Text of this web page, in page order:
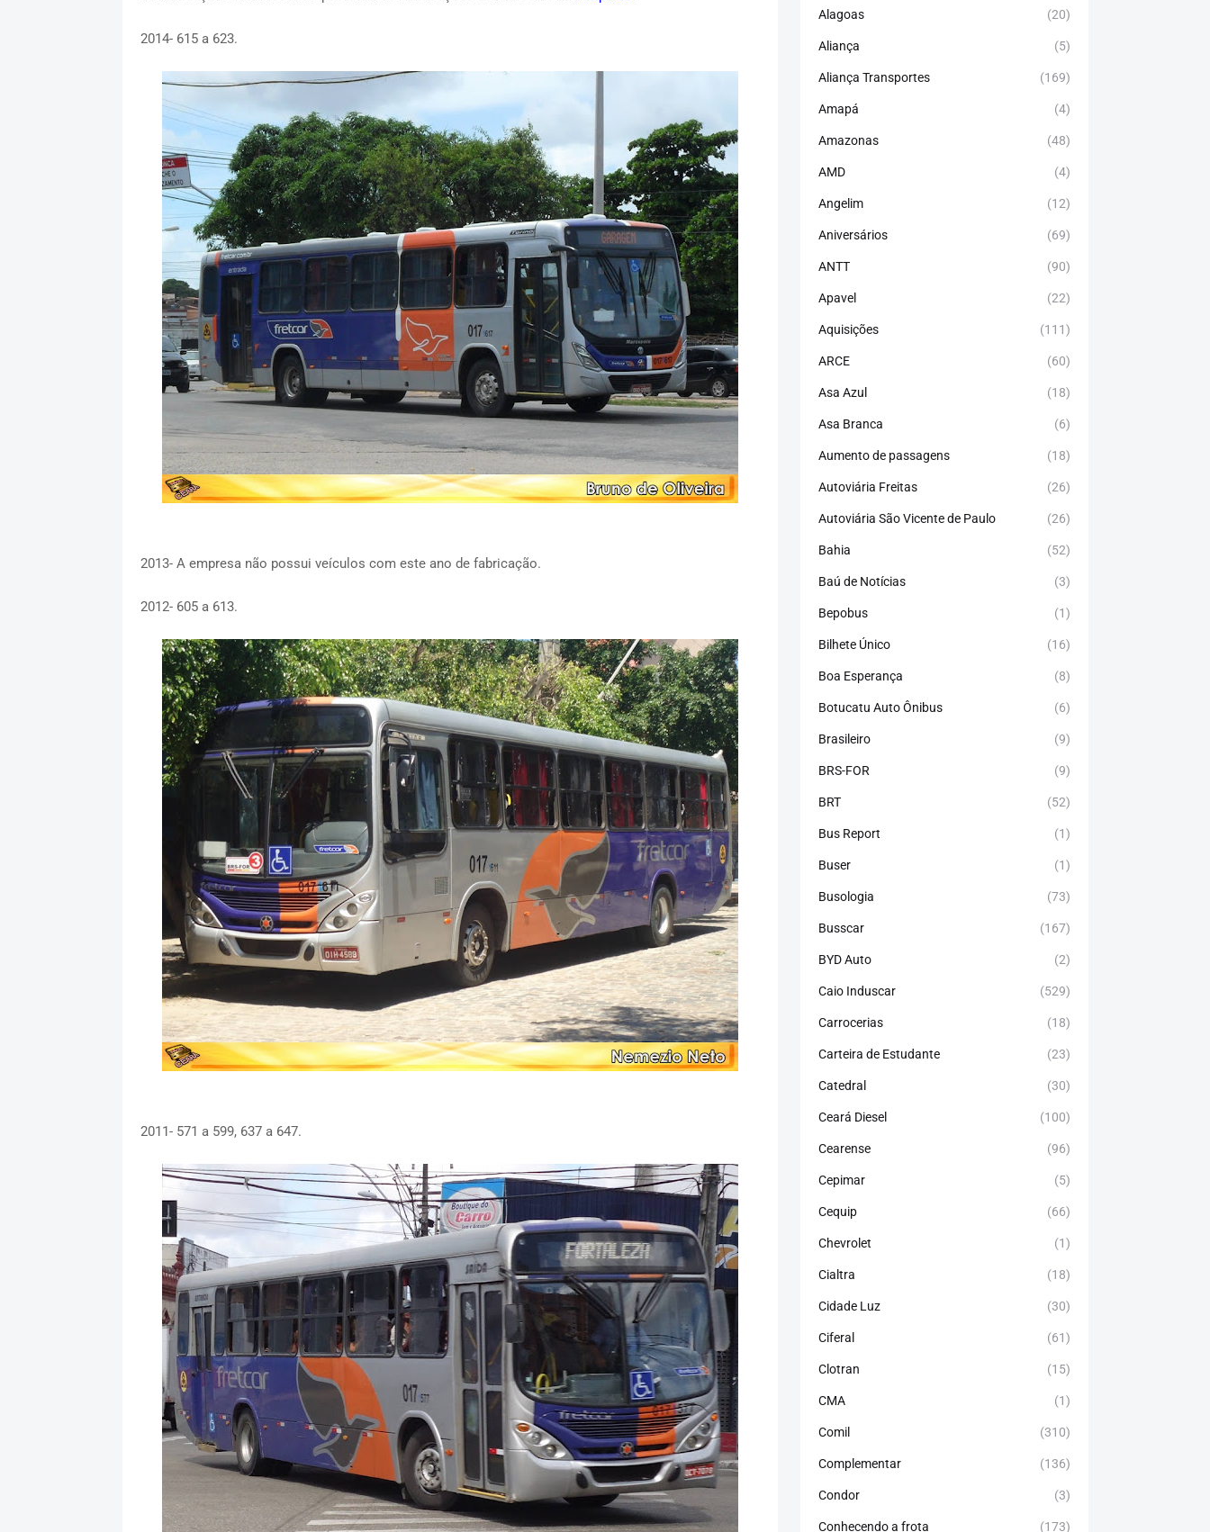
2014- 615 a 623.
2013- A empresa não possui veículos com este ano de fabricação.
2012- 605 a 613.
2011- 571 a 599, 637 a 647.
Alagoas (20)
Aliança (5)
Aliança Transportes (169)
Amapá (4)
Amazonas (48)
AMD (4)
Angelim (12)
Aniversários (69)
ANTT (90)
Apavel (22)
Aquisições (111)
ARCE (60)
Asa Azul (18)
Asa Branca (6)
Aumento de passagens (18)
Autoviária Freitas (26)
Autoviária São Vicente de Paulo (26)
Bahia (52)
Baú de Notícias (3)
Bepobus (1)
Bilhete Único (16)
Boa Esperança (8)
Botucatu Auto Ônibus (6)
Brasileiro (9)
BRS-FOR (9)
BRT (52)
Bus Report (1)
Buser (1)
Busologia (73)
Busscar (167)
BYD Auto (2)
Caio Induscar (529)
Carrocerias (18)
Carteira de Estudante (23)
Catedral (30)
Ceará Diesel (100)
Cearense (96)
Cepimar (5)
Cequip (66)
Chevrolet (1)
Cialtra (18)
Cidade Luz (30)
Ciferal (61)
Clotran (15)
CMA (1)
Comil (310)
Complementar (136)
Condor (3)
Conhecendo a frota (173)